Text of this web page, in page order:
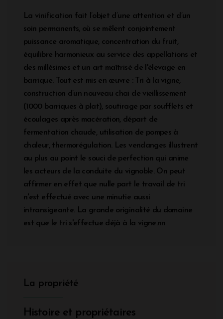
La vinification fait l’objet d’une attention et d’un
soin permanents, où se mêlent conjointement
puissance aromatique, concentration du fruit,
équilibre harmonieux au service des appellations et
des millésimes et un art maîtrisé de l'élevage en
barrique. Tout est mis en œuvre : Tri à la vigne,
construction d’un nouveau chai de vieillissement
(1000 barriques à plat), soutirage par soufflets et
écoulages après macération, départ de
fermentation chaude, utilisation de pompes à
chaleur, thermorégulation. Les vendanges illustrent
au plus au point le souci de perfection qui anime
les acteurs de la conduite du vignoble. On peut
affirmer en effet que nulle part le travail de tri
n'est effectué avec une minutie aussi
intransigeante. La grande originalité du domaine
est que le tri s'effectue déjà à la vigne.nn
La propriété
Histoire et propriétaires